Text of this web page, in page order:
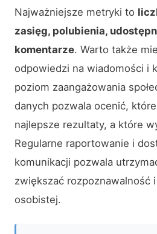
Najważniejsze metryki to
zasięg, polubienia,
komentarze. Warto także
odpowiedzi na wiadomości i
poziom zaangażowania
danych pozwala ocenić,
najlepsze rezultaty, a które
Regularne raportowanie i
komunikacji pozwala
zwiększać rozpoznawalność
osobistej.